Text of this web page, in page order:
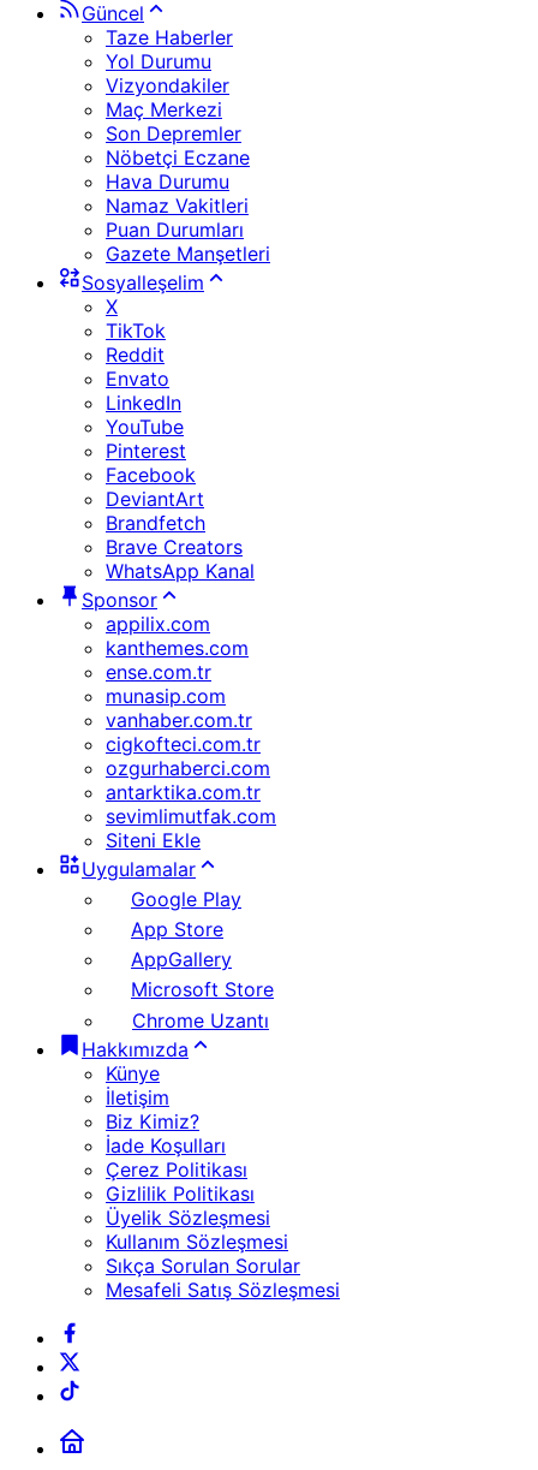
Güncel
Taze Haberler
Yol Durumu
Vizyondakiler
Maç Merkezi
Son Depremler
Nöbetçi Eczane
Hava Durumu
Namaz Vakitleri
Puan Durumları
Gazete Manşetleri
Sosyalleşelim
X
TikTok
Reddit
Envato
LinkedIn
YouTube
Pinterest
Facebook
DeviantArt
Brandfetch
Brave Creators
WhatsApp Kanal
Sponsor
appilix.com
kanthemes.com
ense.com.tr
munasip.com
vanhaber.com.tr
cigkofteci.com.tr
ozgurhaberci.com
antarktika.com.tr
sevimlimutfak.com
Siteni Ekle
Uygulamalar
Google Play
App Store
AppGallery
Microsoft Store
Chrome Uzantı
Hakkımızda
Künye
İletişim
Biz Kimiz?
İade Koşulları
Çerez Politikası
Gizlilik Politikası
Üyelik Sözleşmesi
Kullanım Sözleşmesi
Sıkça Sorulan Sorular
Mesafeli Satış Sözleşmesi